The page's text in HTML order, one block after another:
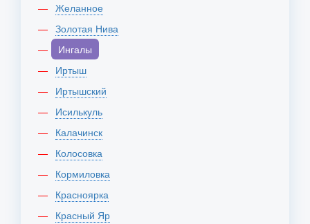
Желанное
Золотая Нива
Ингалы
Иртыш
Иртышский
Исилькуль
Калачинск
Колосовка
Кормиловка
Красноярка
Красный Яр